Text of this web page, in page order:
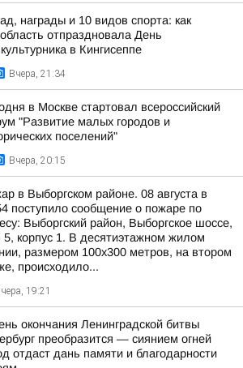
награды и 10 видов спорта: как
отпраздновала День
в Кингисеппе
Вчера, 21:34
в Москве стартовал всероссийский
"Развитие малых городов и
поселений"
Вчера, 20:15
в Выборгском районе. 08 августа в
поступило сообщение о пожаре по
Выборгский район, Выборгское шоссе,
5, корпус 1. В десятиэтажном жилом
размером 100х300 метров, на втором
происходило...
19:21
окончания Ленинградской битвы
преобразится — сиянием огней
отдаст дань памяти и благодарности